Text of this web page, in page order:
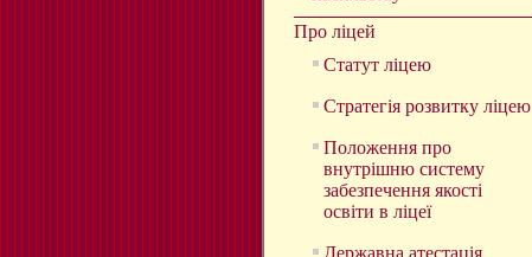
Про ліцей
Статут ліцею
Стратегія розвитку ліцею
Положення про
внутрішню систему
забезпечення якості
освіти в ліцеї
Державна атестація